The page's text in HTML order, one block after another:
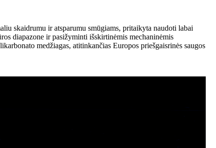
skaidrumu ir atsparumu smūgiams, pritaikyta naudoti labai
diapazone ir pasižyminti išskirtinėmis mechaninėmis
medžiagas, atitinkančias Europos priešgaisrinės saugos